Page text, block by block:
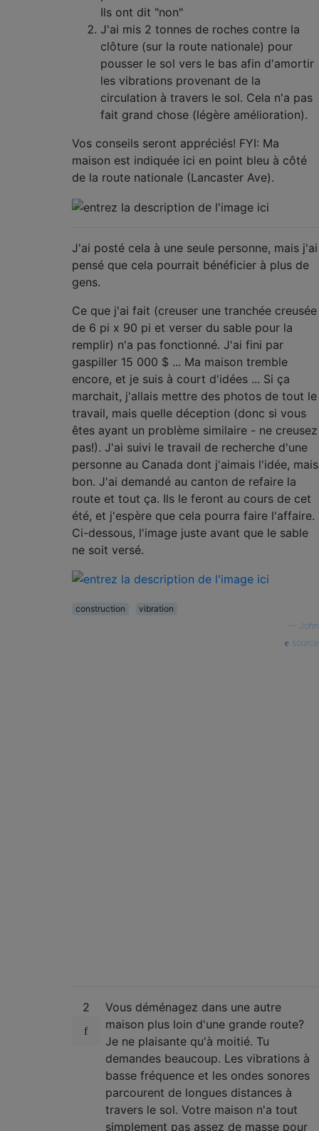
Ils ont dit "non"
J'ai mis 2 tonnes de roches contre la
clôture (sur la route nationale) pour
pousser le sol vers le bas afin d'amortir
les vibrations provenant de la
circulation à travers le sol. Cela n'a pas
fait grand chose (légère amélioration).
Vos conseils seront appréciés! FYI: Ma
maison est indiquée ici en point bleu à côté
de la route nationale (Lancaster Ave).
J'ai posté cela à une seule personne, mais j'ai
pensé que cela pourrait bénéficier à plus de
gens.
Ce que j'ai fait (creuser une tranchée creusée
de 6 pi x 90 pi et verser du sable pour la
remplir) n'a pas fonctionné. J'ai fini par
gaspiller 15 000 $ ... Ma maison tremble
encore, et je suis à court d'idées ... Si ça
marchait, j'allais mettre des photos de tout le
travail, mais quelle déception (donc si vous
êtes ayant un problème similaire - ne creusez
pas!). J'ai suivi le travail de recherche d'une
personne au Canada dont j'aimais l'idée, mais
bon. J'ai demandé au canton de refaire la
route et tout ça. Ils le feront au cours de cet
été, et j'espère que cela pourra faire l'affaire.
Ci-dessous, l'image juste avant que le sable
ne soit versé.
construction
vibration
John
source
2
Vous déménagez dans une autre
maison plus loin d'une grande route?
Je ne plaisante qu'à moitié. Tu
demandes beaucoup. Les vibrations à
basse fréquence et les ondes sonores
parcourent de longues distances à
travers le sol. Votre maison n'a tout
simplement pas assez de masse pour